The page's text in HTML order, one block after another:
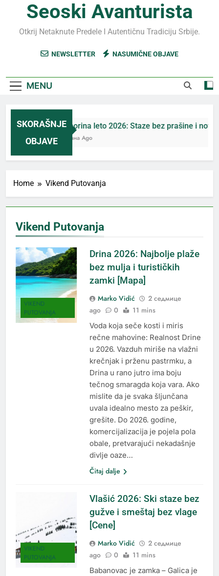
Seoski Avanturista
Otkrij Netaknute Predele I Autentičnu Tradiciju Srbije.
NEWSLETTER NASUMIČNE OBJAVE
MENU
SKORAŠNJE
OBJAVE
Jahorina leto 2026: Staze bez prašine i novih
5 Дана Ago
Home Vikend Putovanja
Vikend Putovanja
VIKEND
PUTOVANJA
Drina 2026: Najbolje plaže
bez mulja i turističkih
zamki [Mapa]
Marko Vidić
2 седмице
ago
0 11 mins
Voda koja seče kosti i miris
rečne mahovine: Realnost Drine
u 2026. Vazduh miriše na vlažni
krečnjak i prženu pastrmku, a
Drina u rano jutro ima boju
tečnog smaragda koja vara. Ako
mislite da je svaka šljunčana
uvala idealno mesto za peškir,
grešite. Do 2026. godine,
komercijalizacija je pojela pola
obale, pretvarajući nekadašnje
divlje oaze…
Čitaj dalje
VIKEND
PUTOVANJA
Vlašić 2026: Ski staze bez
gužve i smeštaj bez vlage
[Cene]
Marko Vidić
2 седмице
ago
0 11 mins
Babanovac je zamka – Galica je